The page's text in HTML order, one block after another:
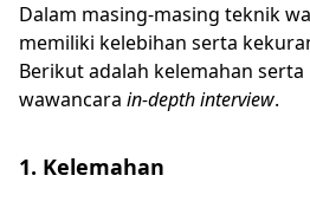
Dalam masing-masing teknik
memiliki kelebihan serta
Berikut adalah kelemahan
wawancara in-depth interview.
1. Kelemahan